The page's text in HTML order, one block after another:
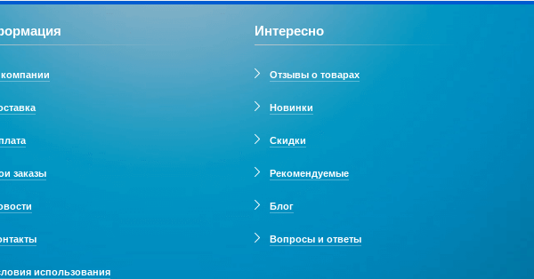
заказы
использования
Интересно
Отзывы о товарах
Новинки
Скидки
Рекомендуемые
Блог
Вопросы и ответы